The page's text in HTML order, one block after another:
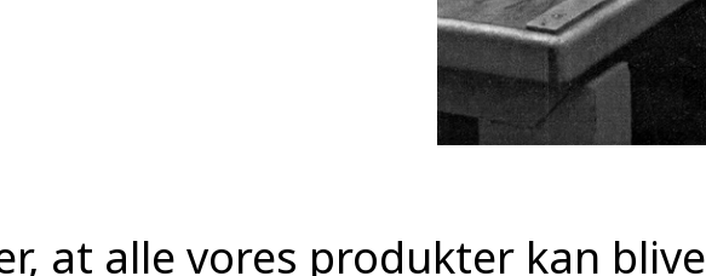
at alle vores produkter kan blive